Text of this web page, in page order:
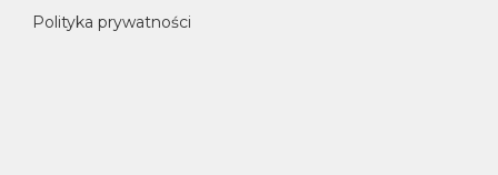
Polityka prywatności